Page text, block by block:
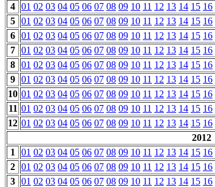
4 01 02 03 04 05 06 07 08 09 10 11 12 13 14 15 16
5 01 02 03 04 05 06 07 08 09 10 11 12 13 14 15 16
6 01 02 03 04 05 06 07 08 09 10 11 12 13 14 15 16
7 01 02 03 04 05 06 07 08 09 10 11 12 13 14 15 16
8 01 02 03 04 05 06 07 08 09 10 11 12 13 14 15 16
9 01 02 03 04 05 06 07 08 09 10 11 12 13 14 15 16
10 01 02 03 04 05 06 07 08 09 10 11 12 13 14 15 16
11 01 02 03 04 05 06 07 08 09 10 11 12 13 14 15 16
12 01 02 03 04 05 06 07 08 09 10 11 12 13 14 15 16
2012
1
01 02 03 04 05 06 07 08 09 10 11 12 13 14 15 16
2 01 02 03 04 05 06 07 08 09 10 11 12 13 14 15 16
3 01 02 03 04 05 06 07 08 09 10 11 12 13 14 15 16